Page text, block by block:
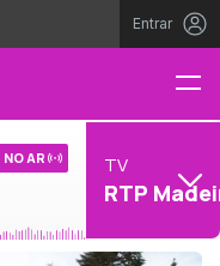
Entrar
NO AR TV
RTP